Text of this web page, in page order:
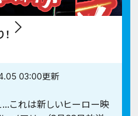
03:00更新
…これは新しいヒーロー映